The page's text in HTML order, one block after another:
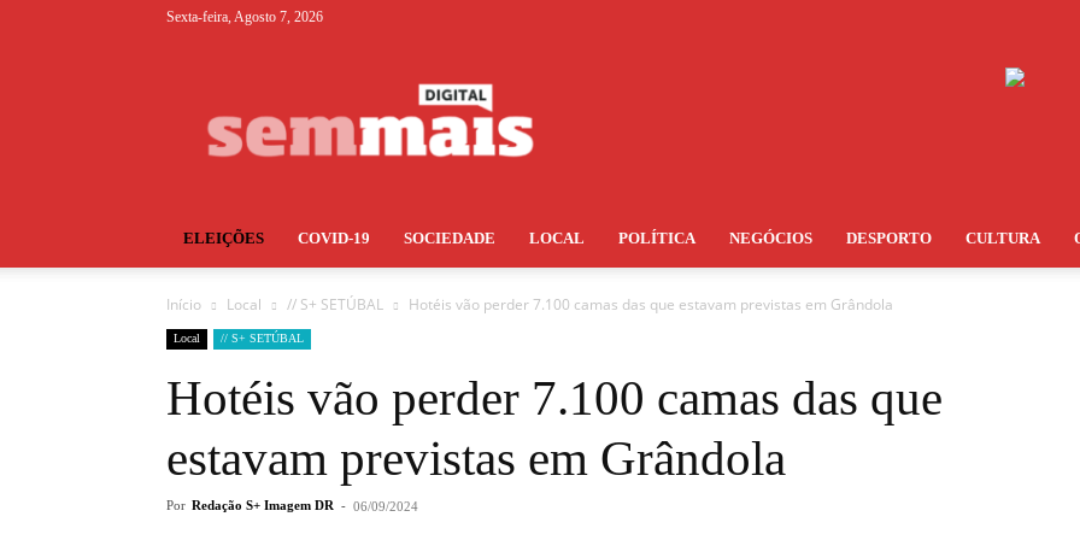
Sexta-feira, Agosto 7, 2026
ELEIÇÕES COVID-19 SOCIEDADE LOCAL POLÍTICA NEGÓCIOS DESPORTO CULTURA
Início Local // S+ SETÚBAL Hotéis vão perder 7.100 camas das que estavam previstas em Grândola
Local // S+ SETÚBAL
Hotéis vão perder 7.100 camas das que
estavam previstas em Grândola
Por Redação S+ Imagem DR - 06/09/2024